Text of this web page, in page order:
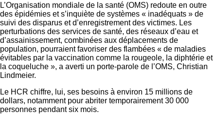
L’Organisation mondiale de la santé (OMS) redoute en outre
des épidémies et s’inquiète de systèmes « inadéquats » de
suivi des disparus et d’enregistrement des victimes. Les
perturbations des services de santé, des réseaux d’eau et
d’assainissement, combinées aux déplacements de
population, pourraient favoriser des flambées « de maladies
évitables par la vaccination comme la rougeole, la diphtérie et
la coqueluche », a averti un porte-parole de l’OMS, Christian
Lindmeier.
Le HCR chiffre, lui, ses besoins à environ 15 millions de
dollars, notamment pour abriter temporairement 30 000
personnes pendant six mois.